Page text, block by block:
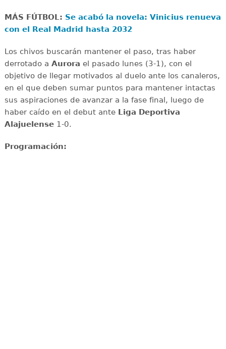
MÁS FÚTBOL: Se acabó la novela: Vinicius renueva
con el Real Madrid hasta 2032
Los chivos buscarán mantener el paso, tras haber
derrotado a Aurora el pasado lunes (3-1), con el
objetivo de llegar motivados al duelo ante los canaleros,
en el que deben sumar puntos para mantener intactas
sus aspiraciones de avanzar a la fase final, luego de
haber caído en el debut ante Liga Deportiva
Alajuelense1-0.
Programación: